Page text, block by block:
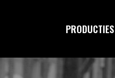
PRODUCTIES